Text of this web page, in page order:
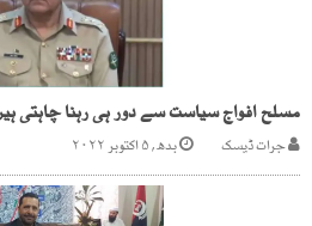
جرات ڈیسک بدھ, ۵ اکتوبر ۲۰۲۲